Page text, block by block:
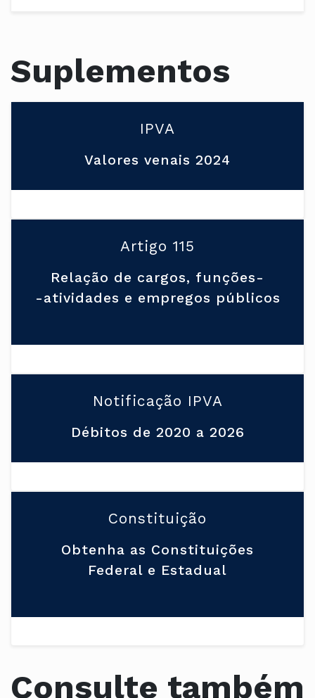
Suplementos
IPVA
Valores venais 2024
Artigo 115
Relação de cargos, funções-
-atividades e empregos públicos
Notificação IPVA
Débitos de 2020 a 2026
Constituição
Obtenha as Constituições
Federal e Estadual
Consulte também